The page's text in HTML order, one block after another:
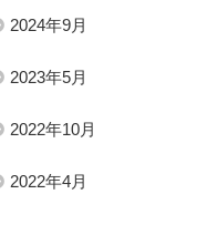
2024年9月
2023年5月
2022年10月
2022年4月